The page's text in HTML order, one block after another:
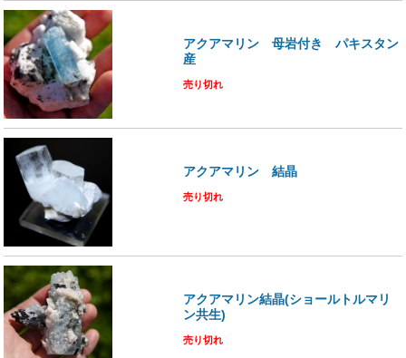
アクアマリン 母岩付き パキスタン
産
売り切れ
アクアマリン 結晶
売り切れ
アクアマリン結晶(ショールトルマリ
ン共生)
売り切れ